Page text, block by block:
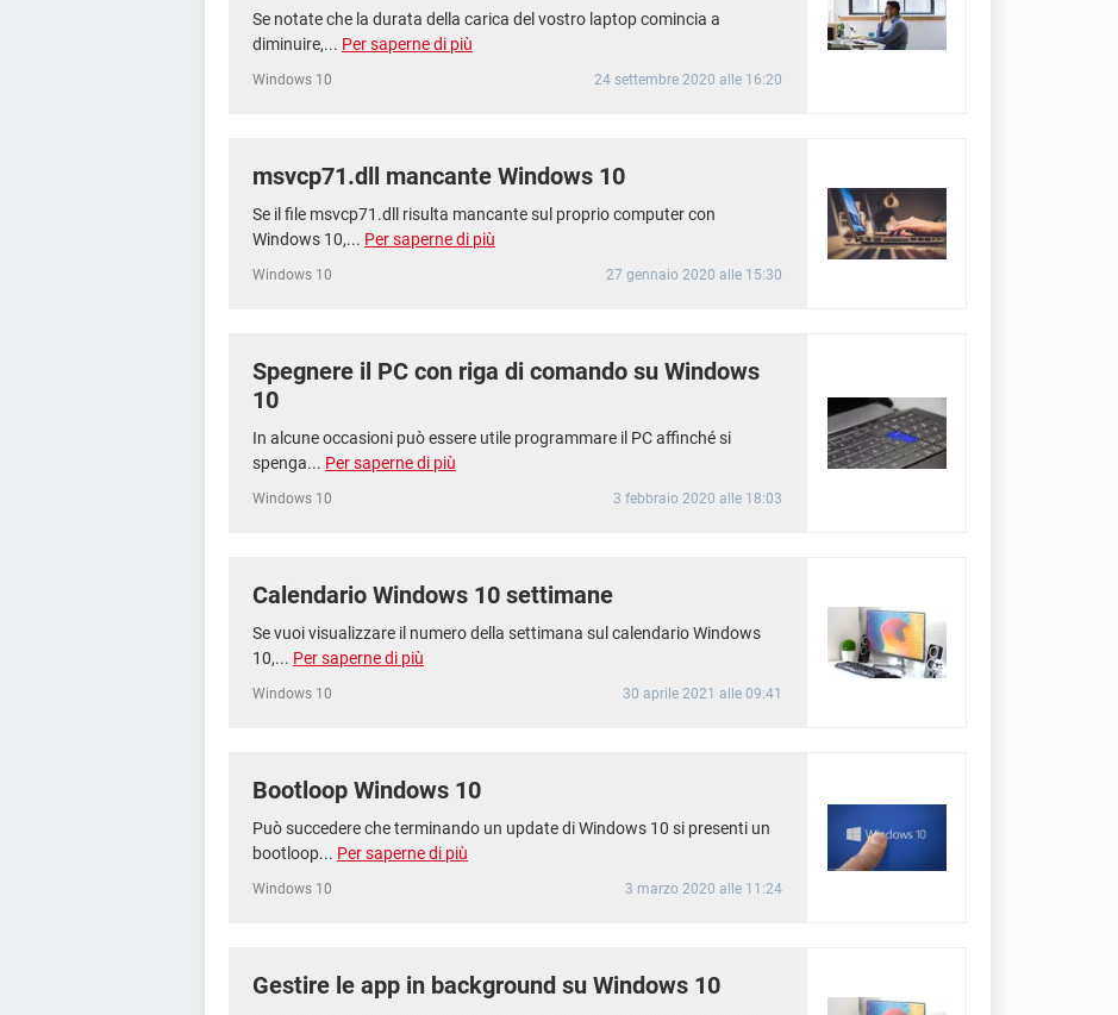
Se notate che la durata della carica del vostro laptop comincia a
diminuire,... Per saperne di più
Windows 10 24 settembre 2020 alle 16:20
msvcp71.dll mancante Windows 10
Se il file msvcp71.dll risulta mancante sul proprio computer con
Windows 10,... Per saperne di più
Windows 10 27 gennaio 2020 alle 15:30
Spegnere il PC con riga di comando su Windows
10
In alcune occasioni può essere utile programmare il PC affinché si
spenga... Per saperne di più
Windows 10 3 febbraio 2020 alle 18:03
Calendario Windows 10 settimane
Se vuoi visualizzare il numero della settimana sul calendario Windows
10,... Per saperne di più
Windows 10 30 aprile 2021 alle 09:41
Bootloop Windows 10
Può succedere che terminando un update di Windows 10 si presenti un
bootloop... Per saperne di più
Windows 10 3 marzo 2020 alle 11:24
Gestire le app in background su Windows 10